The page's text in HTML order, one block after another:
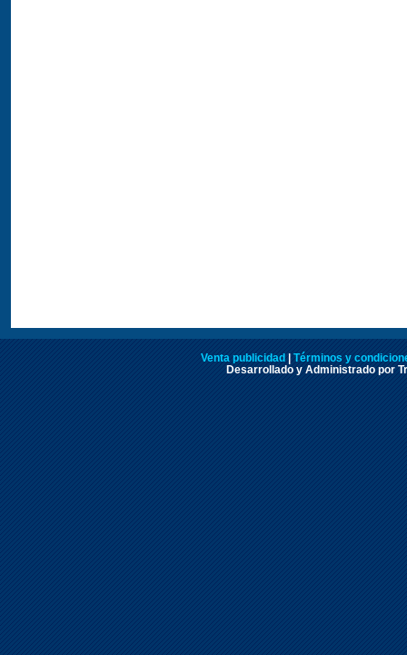
Venta publicidad
Términos y
Desarrollado y Administrado por